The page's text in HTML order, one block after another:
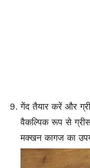
गेंद तैयार करें और
वैकल्पिक रूप से ग्रीस
मक्खन कागज का